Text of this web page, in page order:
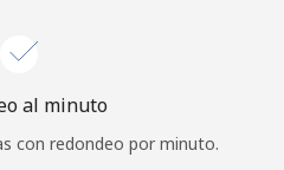
al minuto
con redondeo por minuto.